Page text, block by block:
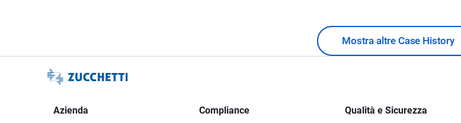
Mostra altre Case History
Azienda Compliance Qualità e Sicurezza